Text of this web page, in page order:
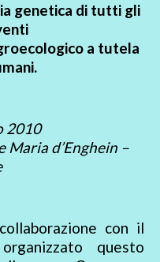
genetica di tutti gli
a tutela
2010
Maria d’Enghein –
con il
questo